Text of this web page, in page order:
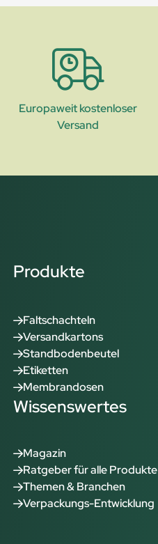
Europaweit kostenloser
Versand
Produkte
Faltschachteln
Versandkartons
Standbodenbeutel
Etiketten
Membrandosen
Wissenswertes
Magazin
Ratgeber für alle Produkte
Themen & Branchen
Verpackungs-Entwicklung